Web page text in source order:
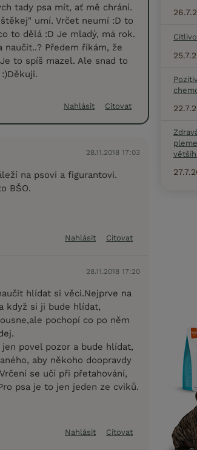
tady psa mít, ať mě chrání.
umí. Vrčet neumí :D to
to dělá :D Je mladý, má rok.
naučit..? Předem říkám, že
to spíš mazel. Ale snad to
Nahlásit Citovat
28.11.2018 17:03
na psovi a figurantovi.
BŠO.
Nahlásit Citovat
28.11.2018 17:20
hlídat si věci.Nejprve na
když si ji bude hlídat,
pochopí co po něm
povel pozor a bude hlídat,
aby někoho doopravdy
se učí při přetahování,
psa je to jen jeden ze cviků.
Nahlásit Citovat